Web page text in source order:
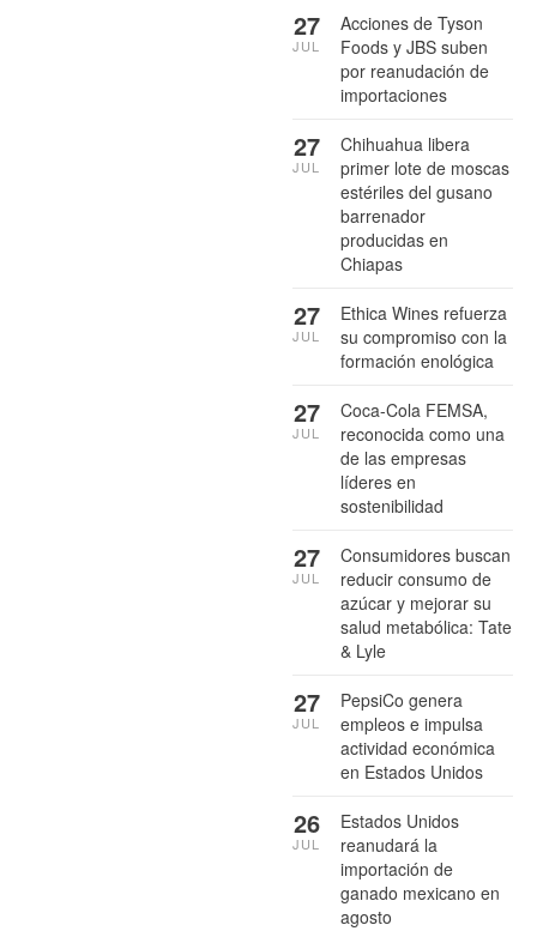
Acciones de Tyson
Foods y JBS suben
por reanudación de
importaciones
27
JUL
Chihuahua libera
primer lote de moscas
estériles del gusano
barrenador
producidas en
Chiapas
27
JUL
Ethica Wines refuerza
su compromiso con la
formación enológica
27
JUL
Coca-Cola FEMSA,
reconocida como una
de las empresas
líderes en
sostenibilidad
27
JUL
Consumidores buscan
reducir consumo de
azúcar y mejorar su
salud metabólica: Tate
& Lyle
27
JUL
PepsiCo genera
empleos e impulsa
actividad económica
en Estados Unidos
27
JUL
Estados Unidos
reanudará la
importación de
ganado mexicano en
agosto
26
JUL